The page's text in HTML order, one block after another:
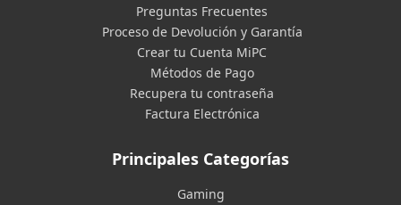
Preguntas Frecuentes
Proceso de Devolución y Garantía
Crear tu Cuenta MiPC
Métodos de Pago
Recupera tu contraseña
Factura Electrónica
Principales Categorías
Gaming